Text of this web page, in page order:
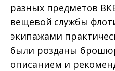
разных предметов
вещевой службы
экипажами
были розданы
описанием и